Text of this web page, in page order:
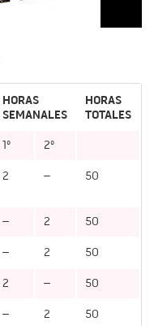
HORAS
SEMANALES
HORAS
TOTALES
1º 2º
2 – 50
– 2 50
– 2 50
2 – 50
– 2 50